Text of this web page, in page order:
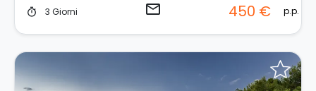
timer 3 Giorni email 450 € p.p.